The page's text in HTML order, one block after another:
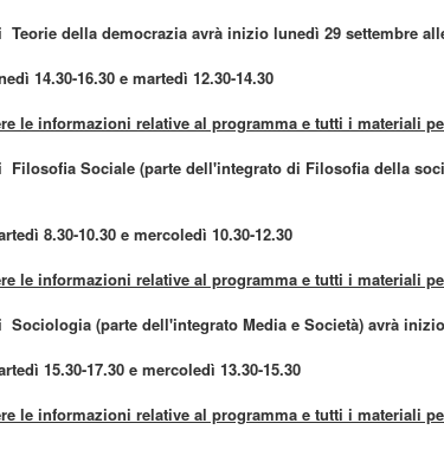
della democrazia avrà inizio lunedì 29 settembre
14.30-16.30 e martedì 12.30-14.30
le informazioni relative al programma e tutti i materiali
Sociale (parte dell'integrato di Filosofia della
8.30-10.30 e mercoledì 10.30-12.30
le informazioni relative al programma e tutti i materiali
(parte dell'integrato Media e Società) avrà
15.30-17.30 e mercoledì 13.30-15.30
le informazioni relative al programma e tutti i materiali